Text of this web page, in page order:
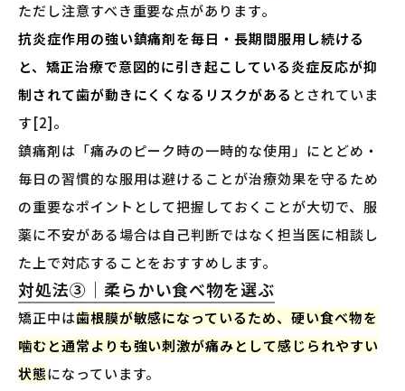
ただし注意すべき重要な点があります。
抗炎症作用の強い鎮痛剤を毎日・長期間服用し続ける
と、矯正治療で意図的に引き起こしている炎症反応が抑
制されて歯が動きにくくなるリスクがある とされていま
す[2]。
鎮痛剤は「痛みのピーク時の一時的な使用」にとどめ・
毎日の習慣的な服用は避けることが治療効果を守るため
の重要なポイントとして把握しておくことが大切で、服
薬に不安がある場合は自己判断ではなく担当医に相談し
た上で対応することをおすすめします。
対処法③｜柔らかい食べ物を選ぶ
矯正中は歯根膜が敏感になっているため、硬い食べ物を
噛むと通常よりも強い刺激が痛みとして感じられやすい
状態になっています。